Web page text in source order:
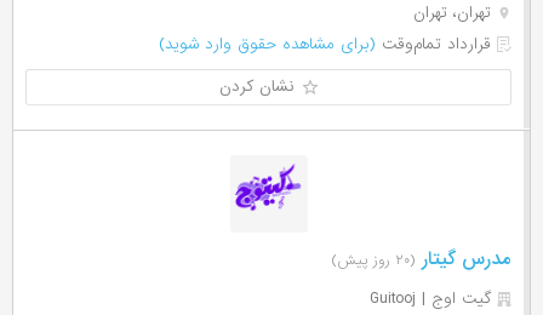
تهران، تهران
قرارداد تمام‌وقت (برای مشاهده حقوق وارد شوید)
نشان کردن
مدرس گیتار (۲۰ روز پیش)
گیت اوج | Guitooj